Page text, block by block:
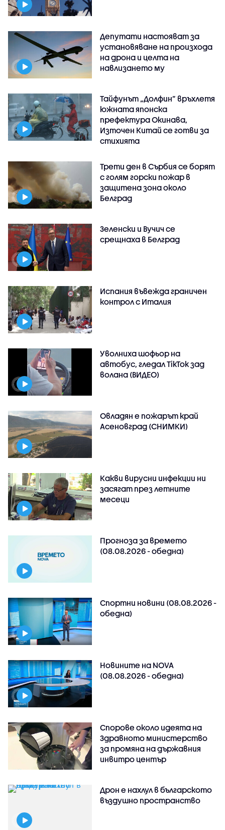
Депутати настояват за
установяване на произхода
на дрона и целта на
навлизането му
Тайфунът „Долфин” връхлетя
южната японска
префектура Окинава,
Източен Китай се готви за
стихията
Трети ден в Сърбия се борят
с голям горски пожар в
защитена зона около
Белград
Зеленски и Вучич се
срещнаха в Белград
Испания въвежда граничен
контрол с Италия
Уволниха шофьор на
автобус, гледал TikTok зад
волана (ВИДЕО)
Овладян е пожарът край
Асеновград (СНИМКИ)
Какви вирусни инфекции ни
засягат през летните
месеци
Прогноза за времето
(08.08.2026 - обедна)
Спортни новини (08.08.2026 -
обедна)
Новините на NOVA
(08.08.2026 - обедна)
Спорове около идеята на
Здравното министерство
за промяна на държавния
инвитро център
Дрон е нахлул в българското
въздушно пространство